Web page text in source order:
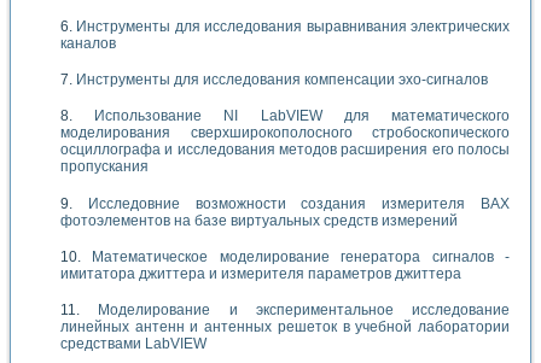
Инструменты для исследования выравнивания электрических
каналов
Инструменты для исследования компенсации эхо-сигналов
Использование NI LabVIEW для математического
моделирования сверхширокополосного стробоскопического
осциллографа и исследования методов расширения его полосы
пропускания
Исследовние возможности создания измерителя ВАХ
фотоэлементов на базе виртуальных средств измерений
Математическое моделирование генератора сигналов -
имитатора джиттера и измерителя параметров джиттера
Моделирование и экспериментальное исследование
линейных антенн и антенных решеток в учебной лаборатории
средствами LabVIEW